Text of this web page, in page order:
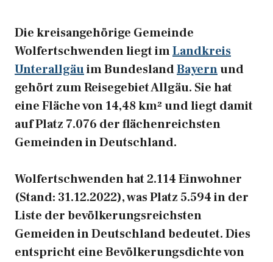
Die kreisangehörige Gemeinde
Wolfertschwenden liegt imLandkreis
Unterallgäuim BundeslandBayernund
gehört zum Reisegebiet Allgäu. Sie hat
eine Fläche von 14,48 km² und liegt damit
auf Platz 7.076 der flächenreichsten
Gemeinden in Deutschland.
Wolfertschwenden hat 2.114 Einwohner
(Stand: 31.12.2022), was Platz 5.594 in der
Liste der bevölkerungsreichsten
Gemeiden in Deutschland bedeutet. Dies
entspricht eine Bevölkerungsdichte von